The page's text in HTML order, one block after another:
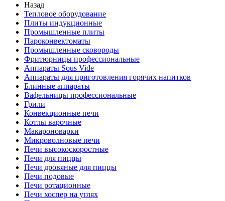
Назад
Тепловое оборудование
Плиты индукционные
Промышленные плиты
Пароконвектоматы
Промышленные сковороды
Фритюрницы профессиональные
Аппараты Sous Vide
Аппараты для приготовления горячих напитков
Блинные аппараты
Вафельницы профессиональные
Грили
Конвекционные печи
Котлы варочные
Макароноварки
Микроволновые печи
Печи высокоскоростные
Печи для пиццы
Печи дровяные для пиццы
Печи подовые
Печи ротационные
Печи хоспер на углях